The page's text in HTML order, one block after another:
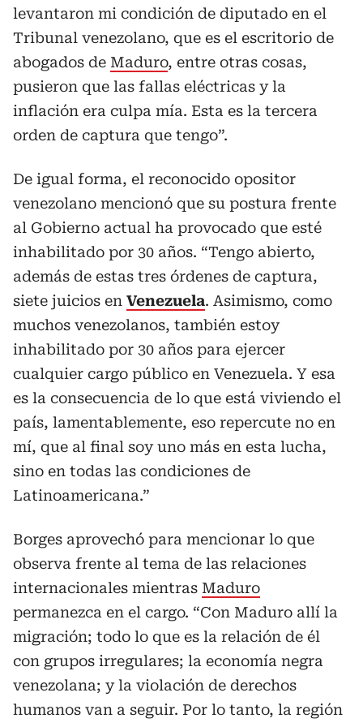
levantaron mi condición de diputado en el
Tribunal venezolano, que es el escritorio de
abogados de Maduro, entre otras cosas,
pusieron que las fallas eléctricas y la
inflación era culpa mía. Esta es la tercera
orden de captura que tengo”.
De igual forma, el reconocido opositor
venezolano mencionó que su postura frente
al Gobierno actual ha provocado que esté
inhabilitado por 30 años. “Tengo abierto,
además de estas tres órdenes de captura,
siete juicios en Venezuela. Asimismo, como
muchos venezolanos, también estoy
inhabilitado por 30 años para ejercer
cualquier cargo público en Venezuela. Y esa
es la consecuencia de lo que está viviendo el
país, lamentablemente, eso repercute no en
mí, que al final soy uno más en esta lucha,
sino en todas las condiciones de
Latinoamericana.”
Borges aprovechó para mencionar lo que
observa frente al tema de las relaciones
internacionales mientras Maduro
permanezca en el cargo. “Con Maduro allí la
migración; todo lo que es la relación de él
con grupos irregulares; la economía negra
venezolana; y la violación de derechos
humanos van a seguir. Por lo tanto, la región